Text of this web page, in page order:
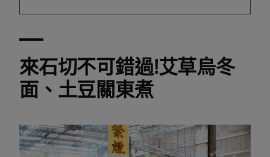
來石切不可錯過!艾草烏冬
面、土豆關東煮